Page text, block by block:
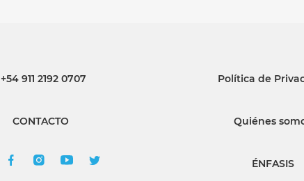
911 2192 0707
CONTACTO
Política de
Quiénes
ÉNFASIS